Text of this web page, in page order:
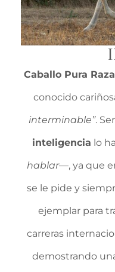
Caballo Pura
conocido
interminable”.
inteligencia lo
hablar—, ya que
se le pide y
ejemplar para
carreras
demostrando